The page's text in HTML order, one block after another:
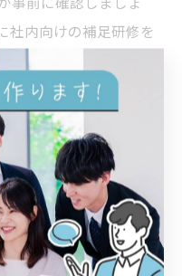
社内向けの補足研修を
ます。
を効果的に導入
修へ取り入れるに
ュラム設計が重要で
確にし、受講対象者の
カスタマイズしましょ